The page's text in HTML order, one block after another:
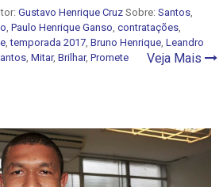
Gustavo Henrique Cruz Sobre: Santos
Paulo Henrique Ganso contratações
,temporada 2017 Bruno Henrique Leandro
Mitar, Brilhar, Promete Veja Mais